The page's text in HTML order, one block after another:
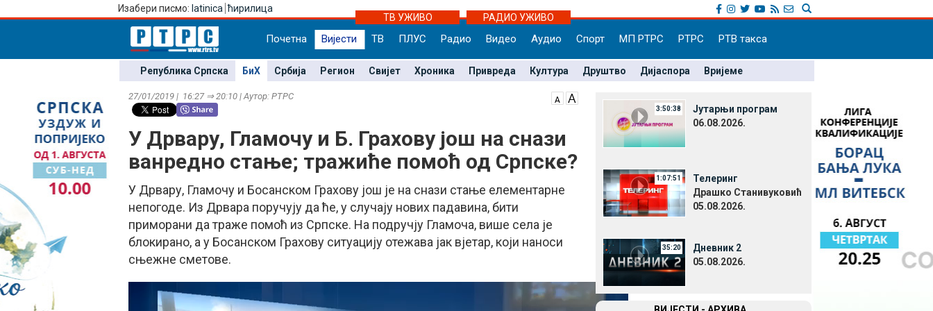
Изабери писмо: latinica ћирилица
ТВ УЖИВО
РАДИО УЖИВО
Почетна Вијести ТВ ПЛУС Радио Видео Аудио Спорт МП РТРС РТРС РТВ такса
Република Српска БиХ Србија Регион Свијет Хроника Привреда Култура Друштво Дијаспора Вријеме
27/01/2019 | 16:27 ⇒ 20:10 | Аутор: РТРС
У Дрвару, Гламочу и Б. Грахову још на снази
ванредно стање; тражиће помоћ од Српске?
У Дрвару, Гламочу и Босанском Грахову још је на снази стање елементарне
непогоде. Из Дрвара поручују да ће, у случају нових падавина, бити
приморани да траже помоћ из Српске. На подручју Гламоча, више села је
блокирано, а у Босанском Грахову ситуацију отежава јак вјетар, који наноси
сњежне сметове.
3:50:38
Јутарњи програм
06.08.2026.
1:07:51
Телеринг
Драшко Станивуковић
05.08.2026.
35:20
Дневник 2
05.08.2026.